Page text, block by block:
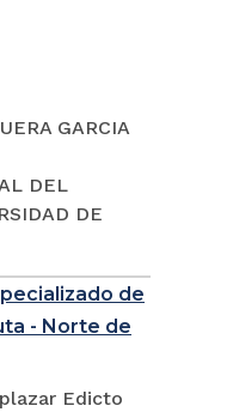
GARCIA
DEL
DE
de
- Norte de
Edicto